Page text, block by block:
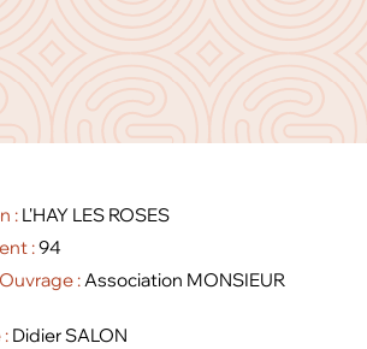
: L'HAY LES ROSES
:94
:Association MONSIEUR
Didier SALON